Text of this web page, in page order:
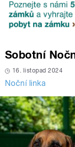
Sobotní
16. listopad 2024
Noční linka